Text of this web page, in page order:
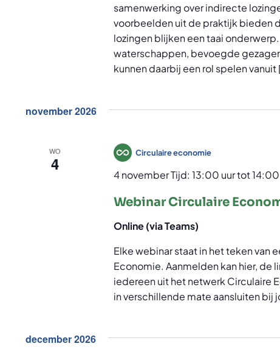
samenwerking over indirecte
voorbeelden uit de praktijk bieden
lozingen blijken een taai
waterschappen, bevoegde
kunnen daarbij een rol spelen vanuit
november 2026
WO
4
Circulaire economie
Webinar Circulaire
4 november Tijd: 13:00 uurtot
Online (via Teams)
Elke webinar staat in het teken van
Economie. Aanmelden kan hier, de
iedereen uit het netwerk Circulaire
in verschillende mate aansluiten bij
december 2026